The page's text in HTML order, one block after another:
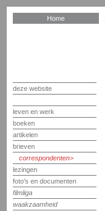
Home
deze website
leven en werk
boeken
artikelen
brieven
correspondenten
lezingen
foto's en documenten
filmliga
waakzaamheid